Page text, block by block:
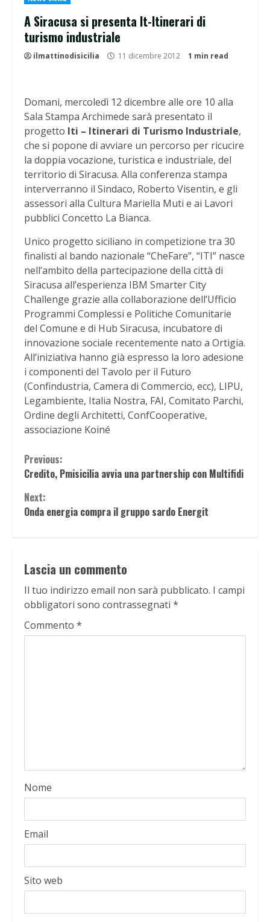
A Siracusa si presenta It-Itinerari di
turismo industriale
ilmattinodisicilia 11 dicembre 2012 1 min read
Domani, mercoledì 12 dicembre alle ore 10 alla
Sala Stampa Archimede sarà presentato il
progetto Iti – Itinerari di Turismo Industriale,
che si popone di avviare un percorso per ricucire
la doppia vocazione, turistica e industriale, del
territorio di Siracusa. Alla conferenza stampa
interverranno il Sindaco, Roberto Visentin, e gli
assessori alla Cultura Mariella Muti e ai Lavori
pubblici Concetto La Bianca.
Unico progetto siciliano in competizione tra 30
finalisti al bando nazionale “CheFare”, “ITI” nasce
nell’ambito della partecipazione della città di
Siracusa all’esperienza IBM Smarter City
Challenge grazie alla collaborazione dell’Ufficio
Programmi Complessi e Politiche Comunitarie
del Comune e di Hub Siracusa, incubatore di
innovazione sociale recentemente nato a Ortigia.
All’iniziativa hanno già espresso la loro adesione
i componenti del Tavolo per il Futuro
(Confindustria, Camera di Commercio, ecc), LIPU,
Legambiente, Italia Nostra, FAI, Comitato Parchi,
Ordine degli Architetti, ConfCooperative,
associazione Koiné
Continue
Reading
Previous:
Credito, Pmisicilia avvia una partnership con Multifidi
Next:
Onda energia compra il gruppo sardo Energit
Lascia un commento
Il tuo indirizzo email non sarà pubblicato. I campi
obbligatori sono contrassegnati *
Commento *
Nome
Email
Sito web